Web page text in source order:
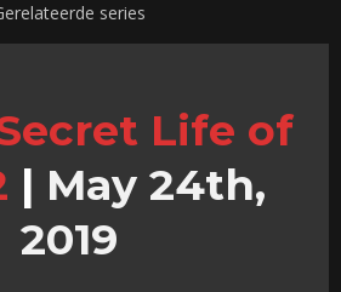
series
Life of
| May 24th,
2019